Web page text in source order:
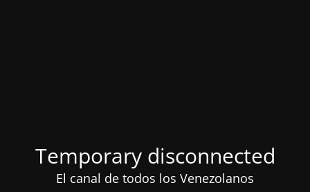
Temporary disconnected
El canal de todos los Venezolanos